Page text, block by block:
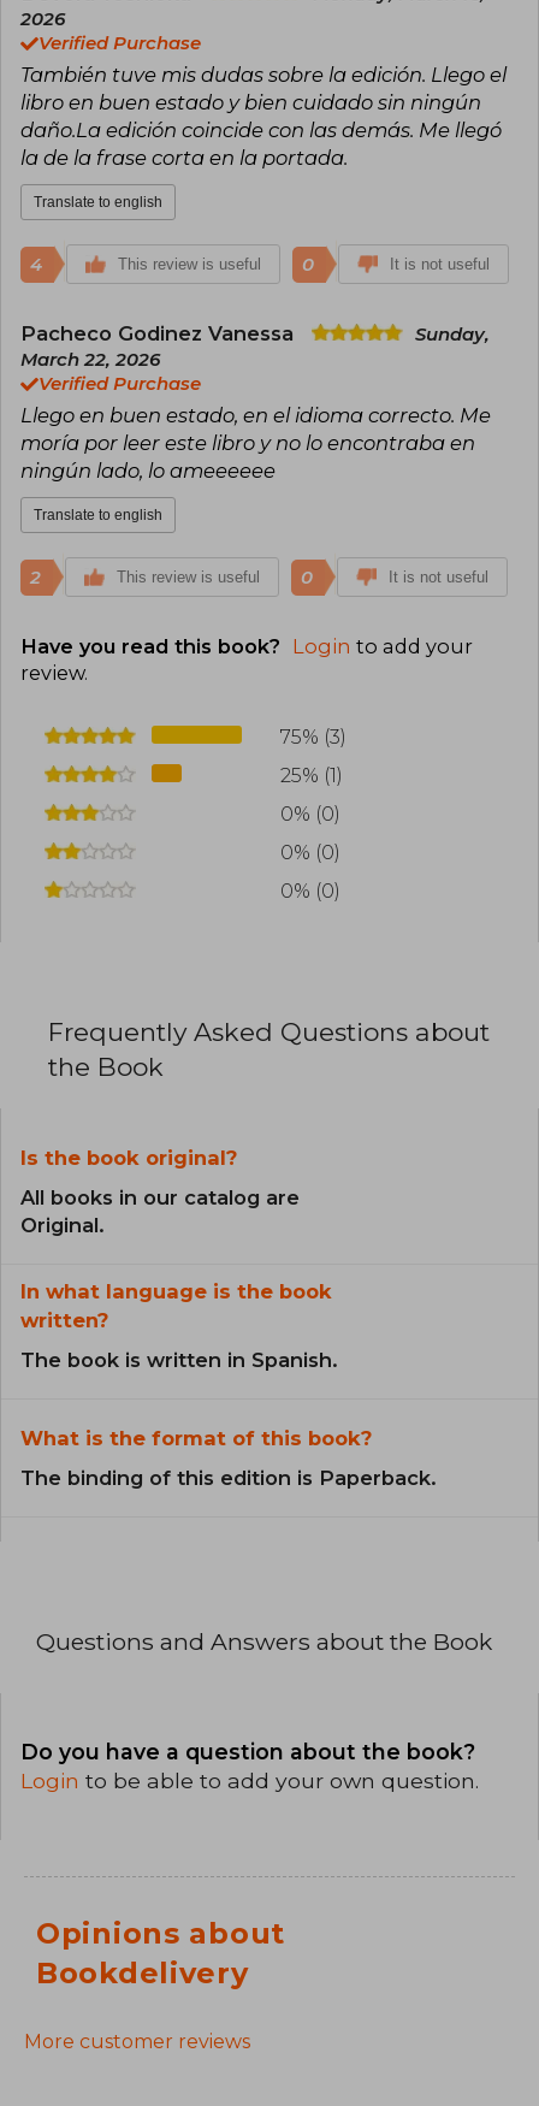
2026
Verified Purchase
También tuve mis dudas sobre la edición. Llego el
libro en buen estado y bien cuidado sin ningún
daño.La edición coincide con las demás. Me llegó
la de la frase corta en la portada.
Translate to english
4 This review is useful 0 It is not useful
Pacheco Godinez Vanessa
Sunday,
March 22, 2026
Verified Purchase
Llego en buen estado, en el idioma correcto. Me
moría por leer este libro y no lo encontraba en
ningún lado, lo ameeeeee
Translate to english
2 This review is useful 0 It is not useful
Have you read this book? Login to add your
review.
75% (3)
25% (1)
0% (0)
0% (0)
0% (0)
Frequently Asked Questions about
the Book
Is the book original?
All books in our catalog are
Original.
In what language is the book
written?
The book is written in Spanish.
What is the format of this book?
The binding of this edition is Paperback.
Questions and Answers about the Book
Do you have a question about the book?
Login to be able to add your own question.
Opinions about
Bookdelivery
More customer reviews